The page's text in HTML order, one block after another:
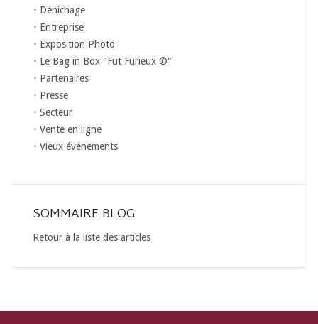
Dénichage
Entreprise
Exposition Photo
Le Bag in Box "Fut Furieux ©"
Partenaires
Presse
Secteur
Vente en ligne
Vieux événements
SOMMAIRE BLOG
Retour à la liste des articles